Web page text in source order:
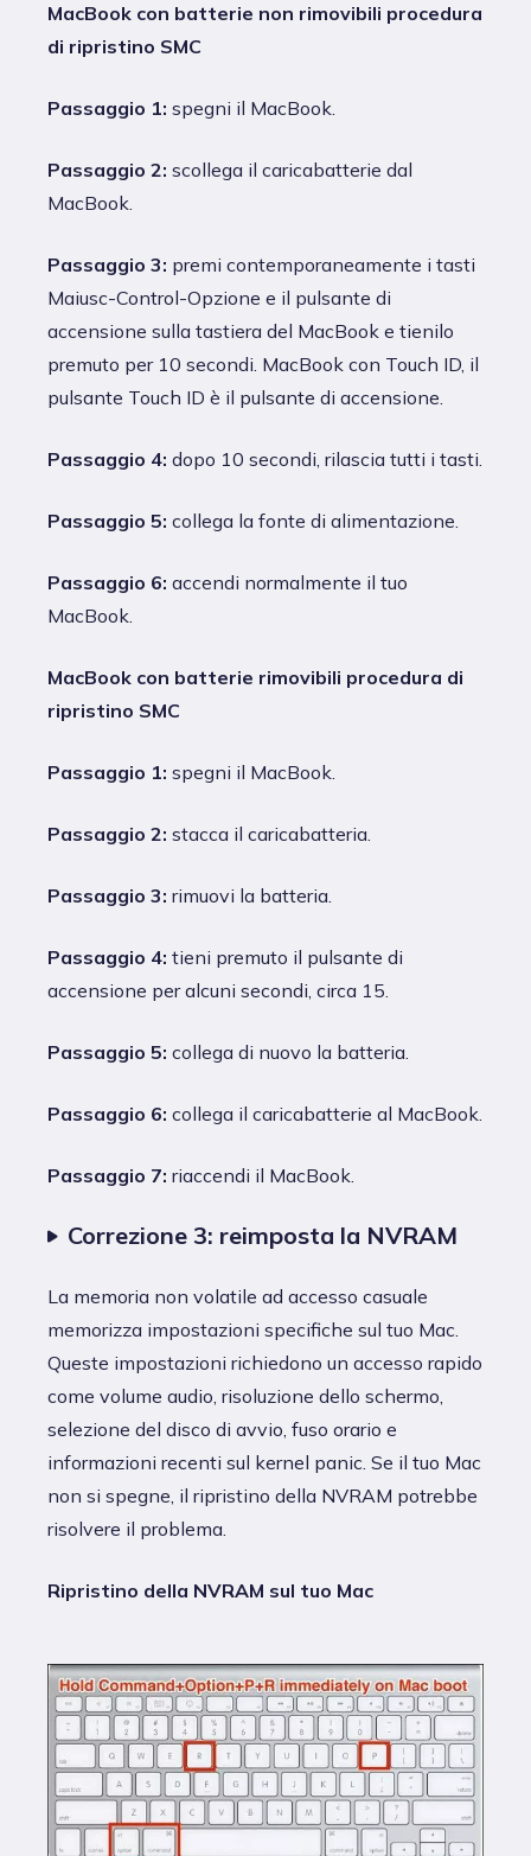
MacBook con batterie non rimovibili procedura
di ripristino SMC
Passaggio 1: spegni il MacBook.
Passaggio 2: scollega il caricabatterie dal
MacBook.
Passaggio 3: premi contemporaneamente i tasti
Maiusc-Control-Opzione e il pulsante di
accensione sulla tastiera del MacBook e tienilo
premuto per 10 secondi. MacBook con Touch ID, il
pulsante Touch ID è il pulsante di accensione.
Passaggio 4: dopo 10 secondi, rilascia tutti i tasti.
Passaggio 5: collega la fonte di alimentazione.
Passaggio 6: accendi normalmente il tuo
MacBook.
MacBook con batterie rimovibili procedura di
ripristino SMC
Passaggio 1: spegni il MacBook.
Passaggio 2: stacca il caricabatteria.
Passaggio 3: rimuovi la batteria.
Passaggio 4: tieni premuto il pulsante di
accensione per alcuni secondi, circa 15.
Passaggio 5: collega di nuovo la batteria.
Passaggio 6: collega il caricabatterie al MacBook.
Passaggio 7: riaccendi il MacBook.
Correzione 3: reimposta la NVRAM
La memoria non volatile ad accesso casuale
memorizza impostazioni specifiche sul tuo Mac.
Queste impostazioni richiedono un accesso rapido
come volume audio, risoluzione dello schermo,
selezione del disco di avvio, fuso orario e
informazioni recenti sul kernel panic. Se il tuo Mac
non si spegne, il ripristino della NVRAM potrebbe
risolvere il problema.
Ripristino della NVRAM sul tuo Mac